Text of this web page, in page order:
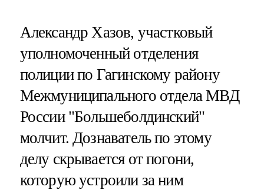
Александр Хазов, участковый
уполномоченный отделения
полиции по Гагинскому району
Межмуниципального отдела МВД
России "Большеболдинский"
молчит. Дознаватель по этому
делу скрывается от погони,
которую устроили за ним